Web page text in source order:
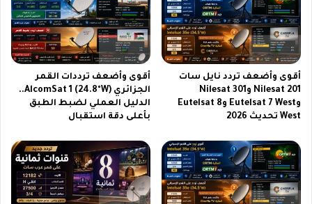
أقوى وأضعف تردد نايل سات
Nilesat 201 وNilesat 301
وEutelsat 7 West وEutelsat 8
West تحديث 2026
أقوى وأضعف ترددات القمر
الجزائري AlcomSat 1 (24.8°W)..
الدليل العملي لضبط الطبق
بأعلى دقة استقبال